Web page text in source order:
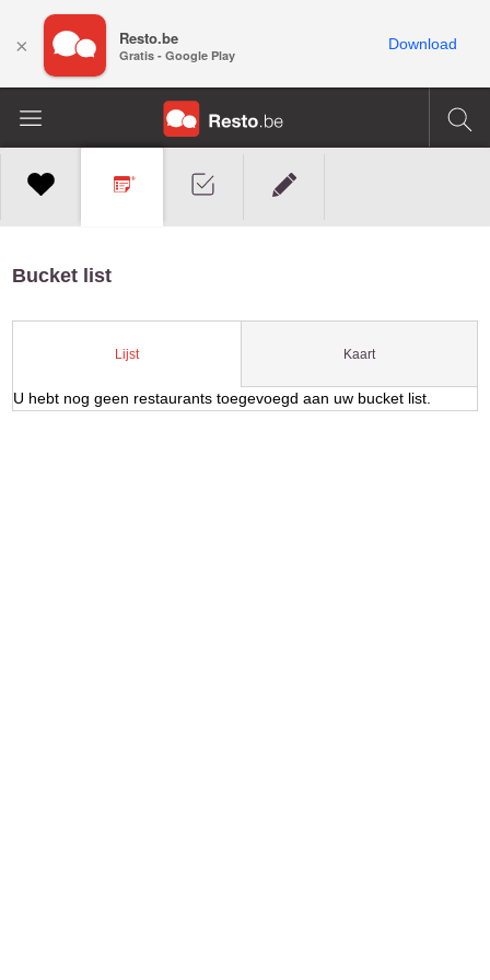
Bucket list
Lijst Kaart
U hebt nog geen restaurants toegevoegd aan uw bucket list.
× Resto.be
Gratis - Google Play
Download